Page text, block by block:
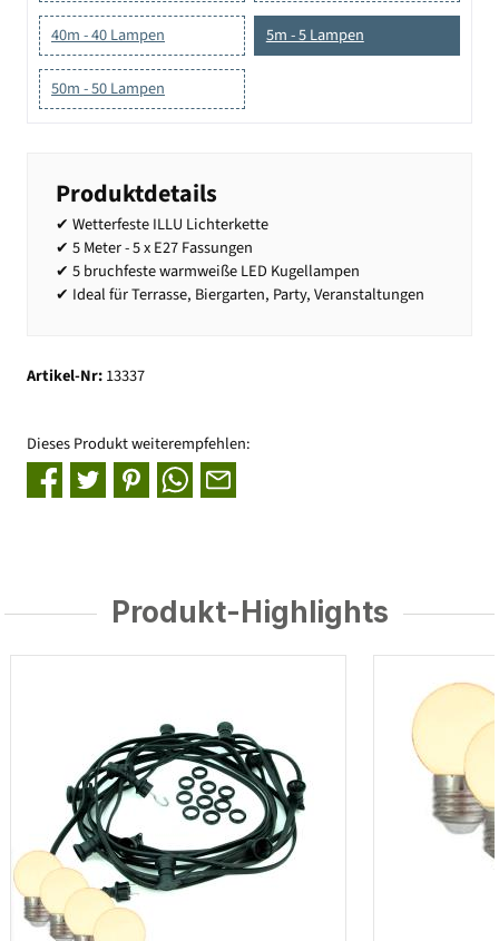
40m - 40 Lampen 5m - 5 Lampen
50m - 50 Lampen
Produktdetails
✔ Wetterfeste ILLU Lichterkette
✔ 5 Meter - 5 x E27 Fassungen
✔ 5 bruchfeste warmweiße LED Kugellampen
✔ Ideal für Terrasse, Biergarten, Party, Veranstaltungen
Artikel-Nr:13337
Dieses Produkt weiterempfehlen:
Produkt-Highlights